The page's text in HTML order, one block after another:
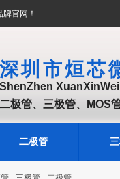
官网！
深圳市烜芯
ShenZhen
二极管、三极管、MOS
二极管